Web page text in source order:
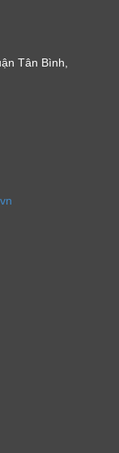
Tân Bình,